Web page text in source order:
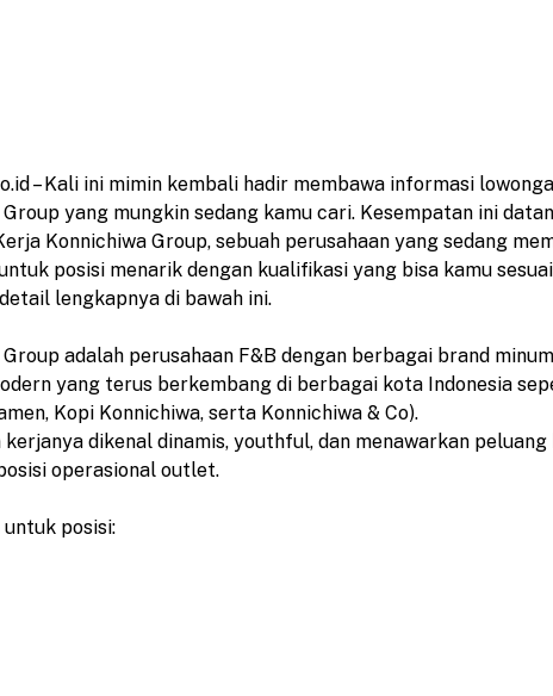
– Kali ini mimin kembali hadir membawa informasi
yang mungkin sedang kamu cari. Kesempatan ini
Konnichiwa Group, sebuah perusahaan yang sedang
posisi menarik dengan kualifikasi yang bisa kamu
lengkapnya di bawah ini.
adalah perusahaan F&B dengan berbagai brand
yang terus berkembang di berbagai kota Indonesia
Kopi Konnichiwa, serta Konnichiwa & Co).
kerjanya dikenal dinamis, youthful, dan menawarkan
operasional outlet.
posisi: